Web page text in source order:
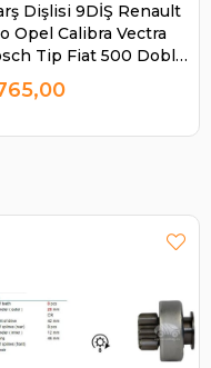
Dişlisi 9DİŞ Renault
Opel Calibra Vectra
Tip Fiat 500 Doblo
Alfa Romeo Mıto
SR. | FORM 53633